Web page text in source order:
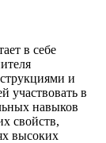
в себе
и
участвовать в
навыков
свойств,
высоких